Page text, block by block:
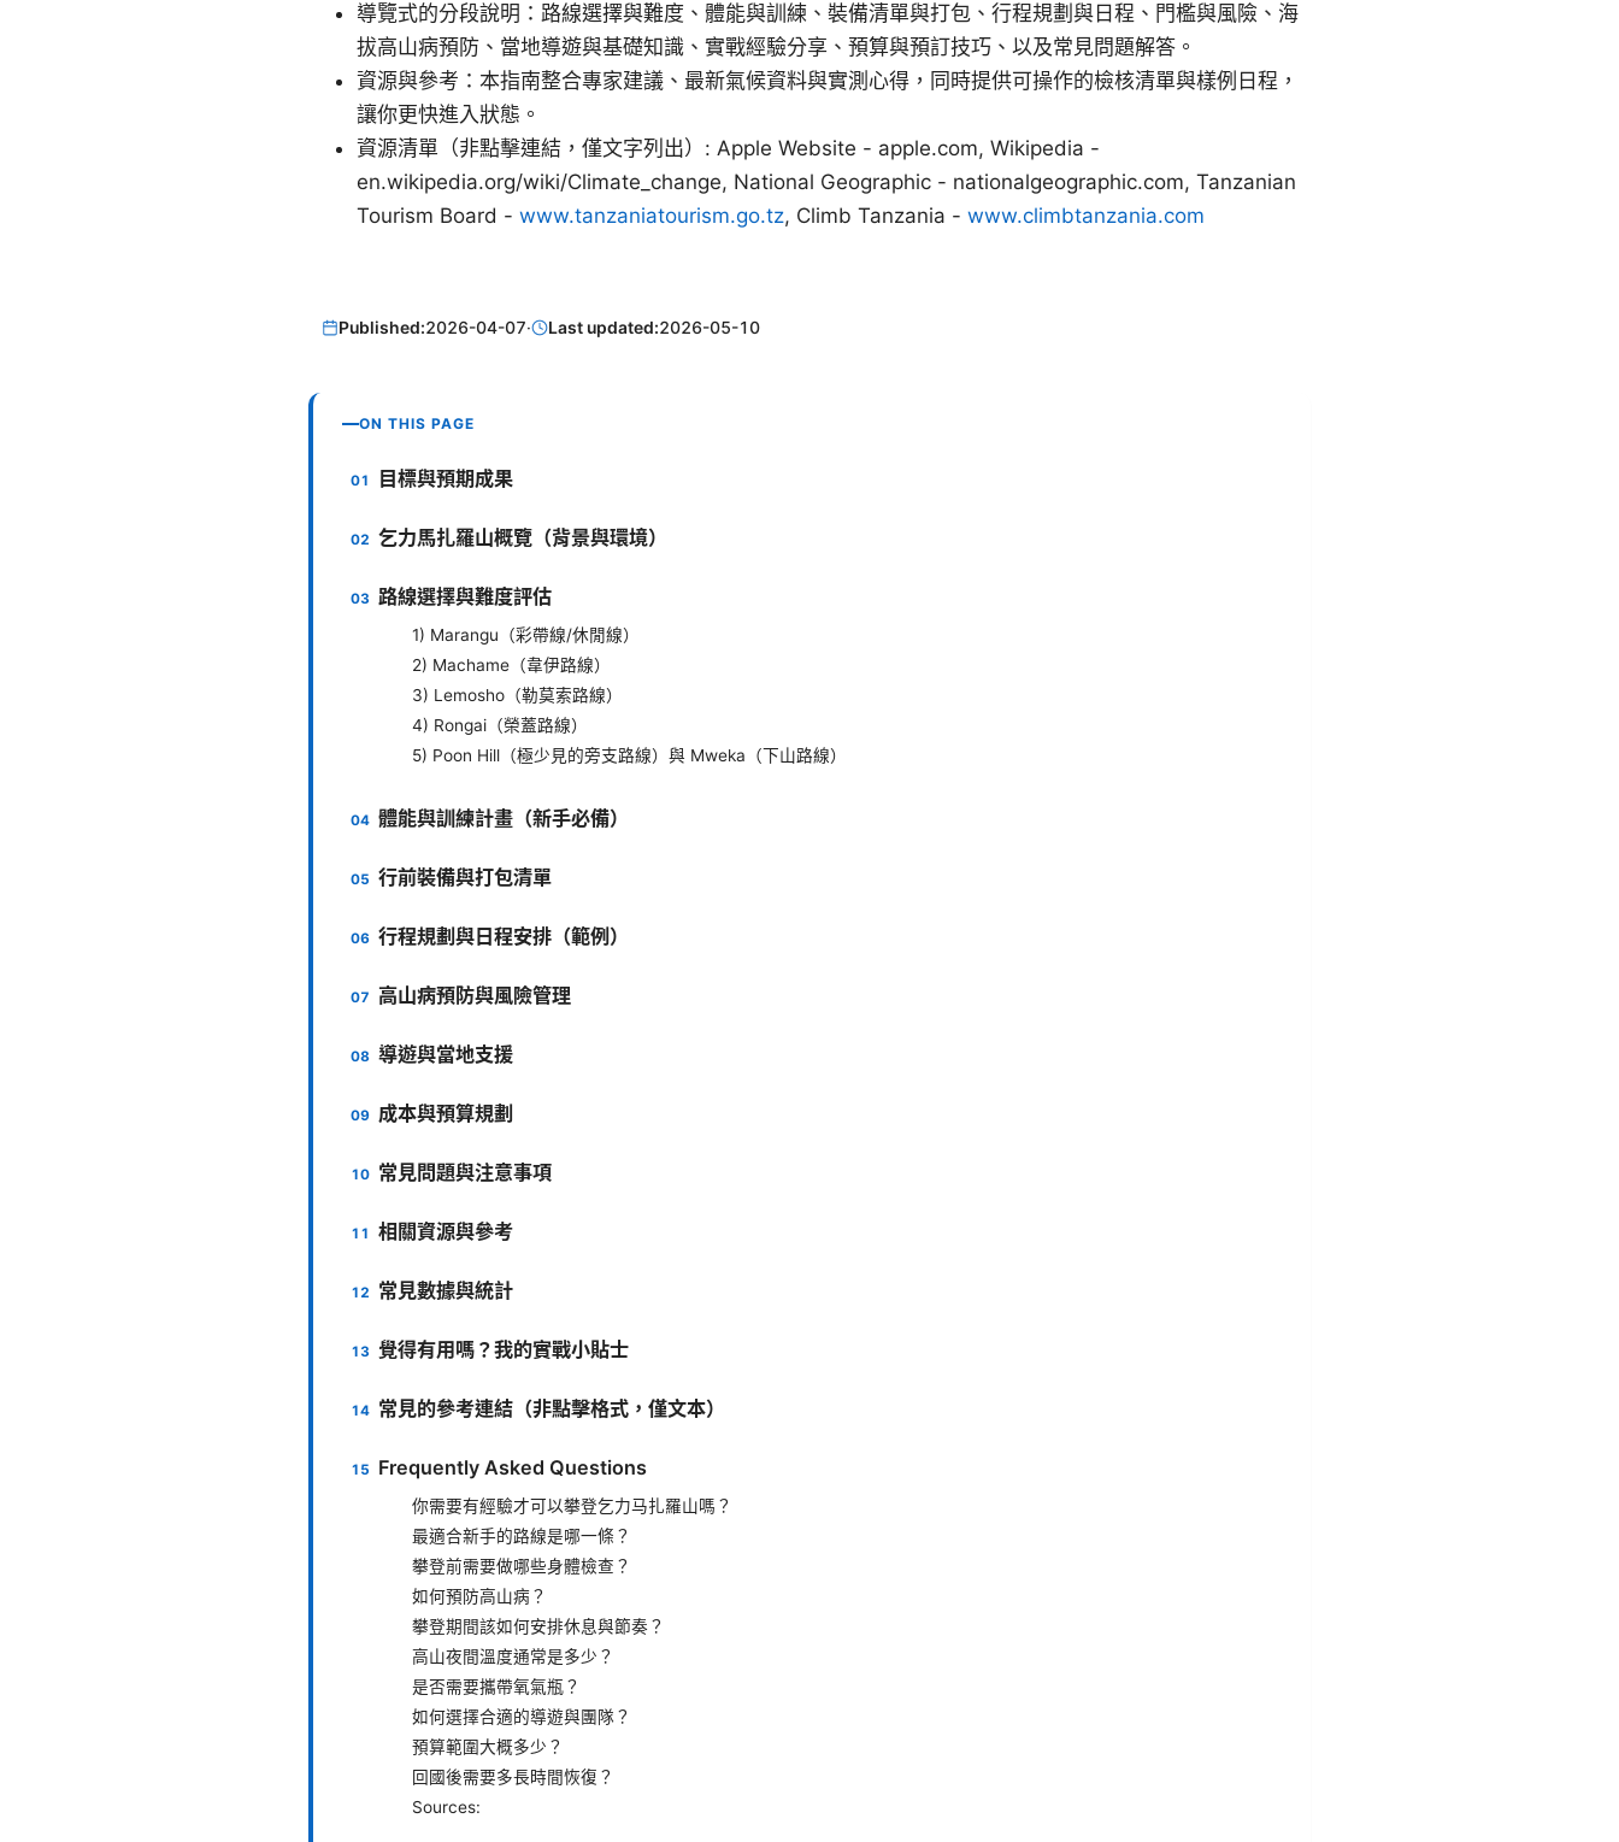
導覽式的分段說明：路線選擇與難度、體能與訓練、裝備清單與打包、行程規劃與日程、門檻與風險、海
拔高山病預防、當地導遊與基礎知識、實戰經驗分享、預算與預訂技巧、以及常見問題解答。
資源與參考：本指南整合專家建議、最新氣候資料與實測心得，同時提供可操作的檢核清單與樣例日程，
讓你更快進入狀態。
資源清單（非點擊連結，僅文字列出）: Apple Website - apple.com, Wikipedia -
en.wikipedia.org/wiki/Climate_change, National Geographic - nationalgeographic.com, Tanzanian
Tourism Board - www.tanzaniatourism.go.tz, Climb Tanzania - www.climbtanzania.com
Published:2026-04-07· Last updated:2026-05-10
ON THIS PAGE
目標與預期成果
乞力馬扎羅山概覽（背景與環境）
路線選擇與難度評估
1) Marangu（彩帶線/休閒線）
2) Machame（韋伊路線）
3) Lemosho（勒莫索路線）
4) Rongai（榮蓋路線）
5) Poon Hill（極少見的旁支路線）與 Mweka（下山路線）
體能與訓練計畫（新手必備）
行前裝備與打包清單
行程規劃與日程安排（範例）
高山病預防與風險管理
導遊與當地支援
成本與預算規劃
常見問題與注意事項
相關資源與參考
常見數據與統計
覺得有用嗎？我的實戰小貼士
常見的參考連結（非點擊格式，僅文本）
Frequently Asked Questions
你需要有經驗才可以攀登乞力马扎羅山嗎？
最適合新手的路線是哪一條？
攀登前需要做哪些身體檢查？
如何預防高山病？
攀登期間該如何安排休息與節奏？
高山夜間溫度通常是多少？
是否需要攜帶氧氣瓶？
如何選擇合適的導遊與團隊？
預算範圍大概多少？
回國後需要多長時間恢復？
Sources: